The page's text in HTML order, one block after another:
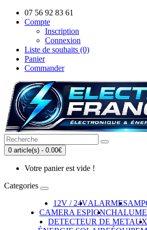
07 56 92 83 61
Compte
Inscription
Connexion
Liste de souhaits (0)
Panier
Commander
0 article(s) - 0.00€
Votre panier est vide !
Categories
12V / 24VALARMES
CAMERA ESPION
DETECTEUR DE METAUX